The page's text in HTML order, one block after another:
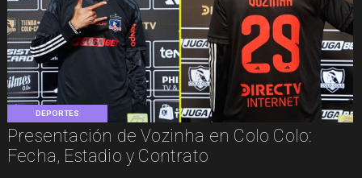
DEPORTES
Presentación de Vozinha en Colo Colo:
Fecha, Estadio y Contrato